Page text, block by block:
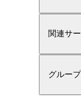
関連サ
グルー